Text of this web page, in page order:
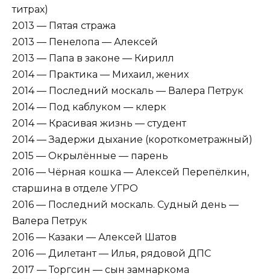
титрах)
2013 — Пятая стража
2013 — Пенелопа — Алексей
2013 — Папа в законе — Кирилл
2014 — Практика — Михаил, жених
2014 — Последний москаль — Валера Петрук
2014 — Под каблуком — клерк
2014 — Красивая жизнь — студент
2014 — Задержи дыхание (короткометражный)
2015 — Окрылённые — парень
2016 — Чёрная кошка — Алексей Перепёлкин,
старшина в отделе УГРО
2016 — Последний москаль. Судный день —
Валера Петрук
2016 — Казаки — Алексей Шатов
2016 — Дилетант — Илья, рядовой ДПС
2017 — Торгсин — сын замнаркома